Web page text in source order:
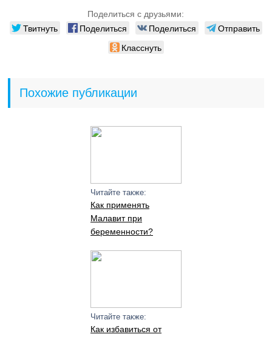
Поделиться с друзьями:
Твитнуть Поделиться Поделиться
Отправить
Класснуть
Похожие публикации
Читайте также:
Как применять
Малавит при
беременности?
Читайте также:
Как избавиться от